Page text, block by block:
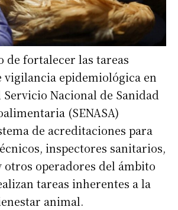
de fortalecer las tareas
vigilancia epidemiológica en
Nacional de Sanidad
(SENASA)
de acreditaciones para
inspectores sanitarios,
otros operadores del ámbito
tareas inherentes a la
animal.